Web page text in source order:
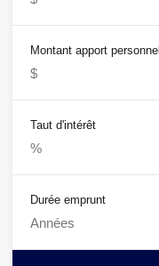
Montant apport personnel
Taut d'intérêt
Durée emprunt